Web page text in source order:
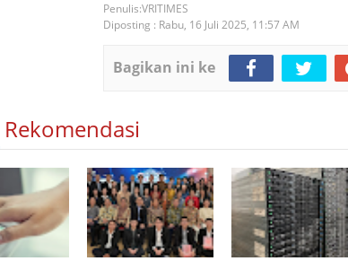
VRITIMES
Diposting : Rabu, 16 Juli 2025, 11:57 AM
Bagikan ini ke
Rekomendasi